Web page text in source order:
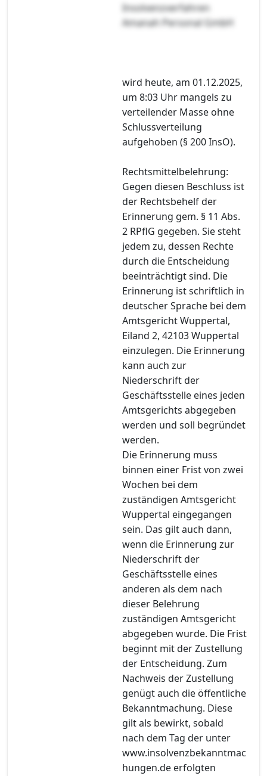
Insolvenzverfahren
Amanah Personal GmbH
wird heute, am 01.12.2025,
um 8:03 Uhr mangels zu
verteilender Masse ohne
Schlussverteilung
aufgehoben (§ 200 InsO).
Rechtsmittelbelehrung:
Gegen diesen Beschluss ist
der Rechtsbehelf der
Erinnerung gem. § 11 Abs.
2 RPflG gegeben. Sie steht
jedem zu, dessen Rechte
durch die Entscheidung
beeinträchtigt sind. Die
Erinnerung ist schriftlich in
deutscher Sprache bei dem
Amtsgericht Wuppertal,
Eiland 2, 42103 Wuppertal
einzulegen. Die Erinnerung
kann auch zur
Niederschrift der
Geschäftsstelle eines jeden
Amtsgerichts abgegeben
werden und soll begründet
werden.
Die Erinnerung muss
binnen einer Frist von zwei
Wochen bei dem
zuständigen Amtsgericht
Wuppertal eingegangen
sein. Das gilt auch dann,
wenn die Erinnerung zur
Niederschrift der
Geschäftsstelle eines
anderen als dem nach
dieser Belehrung
zuständigen Amtsgericht
abgegeben wurde. Die Frist
beginnt mit der Zustellung
der Entscheidung. Zum
Nachweis der Zustellung
genügt auch die öffentliche
Bekanntmachung. Diese
gilt als bewirkt, sobald
nach dem Tag der unter
www.insolvenzbekanntmac
hungen.de erfolgten